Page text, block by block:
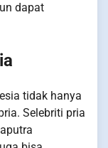
dapat
tidak hanya
Selebriti pria